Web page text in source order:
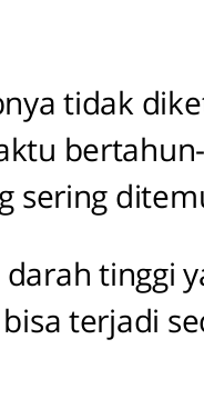
tidak
sering
tinggi
terjadi